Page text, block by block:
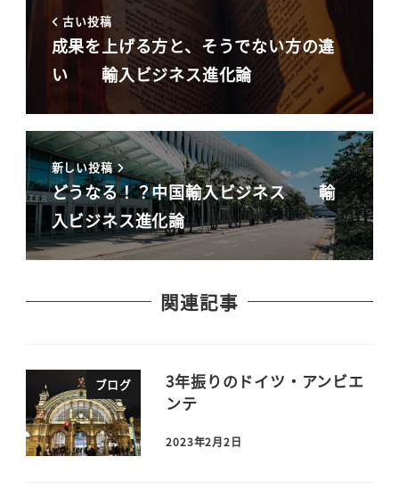
古い投稿
成果を上げる方と、そうでない方の違
い 輸入ビジネス進化論
新しい投稿
どうなる！？中国輸入ビジネス 輸
入ビジネス進化論
関連記事
ブログ
3年振りのドイツ・アンビエ
ンテ
2023年2月2日